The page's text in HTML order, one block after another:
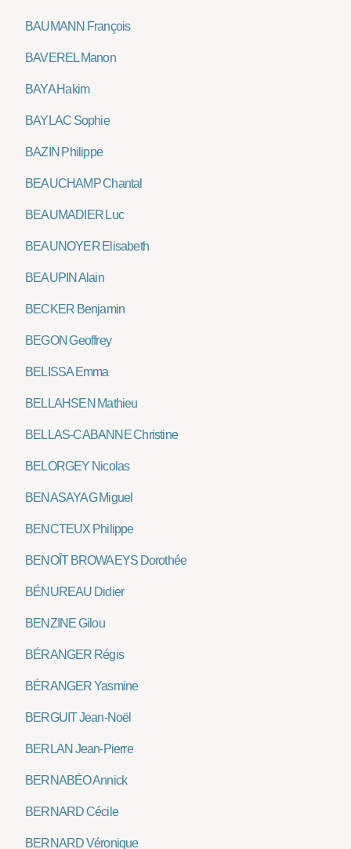
BAUMANN François
BAVEREL Manon
BAYA Hakim
BAYLAC Sophie
BAZIN Philippe
BEAUCHAMP Chantal
BEAUMADIER Luc
BEAUNOYER Elisabeth
BEAUPIN Alain
BECKER Benjamin
BEGON Geoffrey
BELISSA Emma
BELLAHSEN Mathieu
BELLAS-CABANNE Christine
BELORGEY Nicolas
BENASAYAG Miguel
BENCTEUX Philippe
BENOÎT BROWAEYS Dorothée
BÉNUREAU Didier
BENZINE Gilou
BÉRANGER Régis
BÉRANGER Yasmine
BERGUIT Jean-Noël
BERLAN Jean-Pierre
BERNABÉO Annick
BERNARD Cécile
BERNARD Véronique